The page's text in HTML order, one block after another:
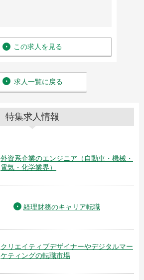
この求人を見る
求人一覧に戻る
特集求人情報
外資系企業のエンジニア（自動車・機械・
電気・化学業界）
経理財務のキャリア転職
クリエイティブデザイナーやデジタルマー
ケティングの転職市場